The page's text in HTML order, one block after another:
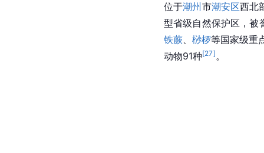
位于潮州 市潮安区西北
型省级自然保护区，被
铁蕨、桫椤等国家级重
动物91种[27]。